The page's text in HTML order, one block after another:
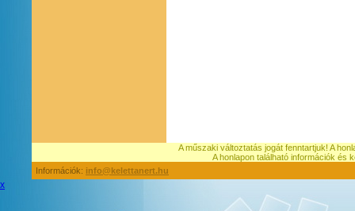
A műszaki változtatás jogát fenntartjuk! A
A honlapon található információk és
Információk: info@kelettanert.hu
x